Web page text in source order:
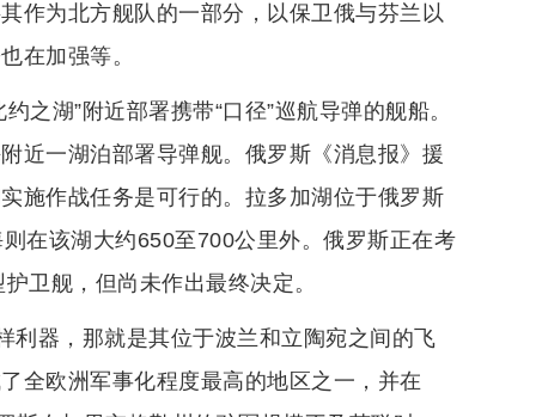
作为北方舰队的一部分，以保卫俄与芬兰以
在加强等。
之湖”附近部署携带“口径”巡航导弹的舰船。
近一湖泊部署导弹舰。俄罗斯《消息报》援
施作战任务是可行的。拉多加湖位于俄罗斯
在该湖大约650至700公里外。俄罗斯正在考
卫舰，但尚未作出最终决定。
利器，那就是其位于波兰和立陶宛之间的飞
全欧洲军事化程度最高的地区之一，并在